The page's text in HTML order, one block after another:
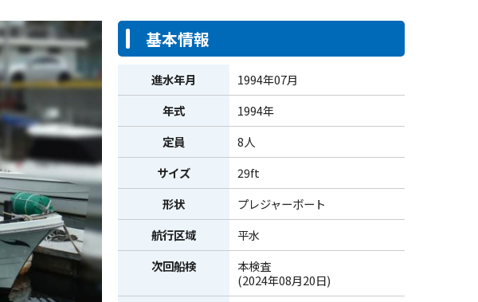
基本情報
進水年月
1994年07月
年式
1994年
定員
8人
サイズ
29ft
形状
プレジャーボート
航行区域
平水
次回船検
本検査
(2024年08月20日)